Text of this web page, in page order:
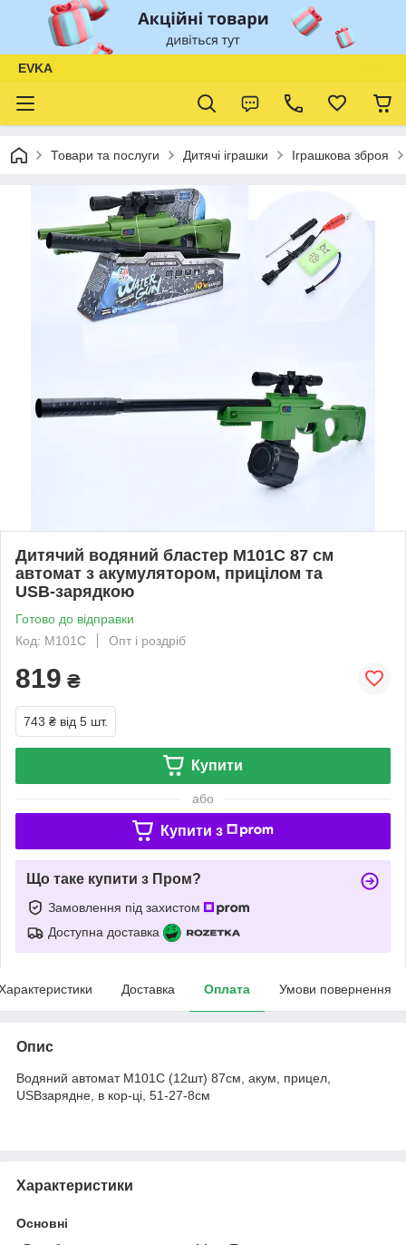
EVKA
Товари та послуги Дитячі іграшки Іграшкова зброя
Дитячий водяний бластер M101C 87 см
автомат з акумулятором, прицілом та
USB‑зарядкою
Готово до відправки
Код: M101C
Опт і роздріб
819 ₴
743 ₴ від 5 шт.
Купити
або
Купити з
Що таке купити з Пром?
Замовлення під захистом
Доступна доставка
Доставка Оплата Умови повернення
Опис
Водяний автомат M101C (12шт) 87см, акум, прицел,
USBзарядне, в кор-ці, 51-27-8см
Характеристики
Основні